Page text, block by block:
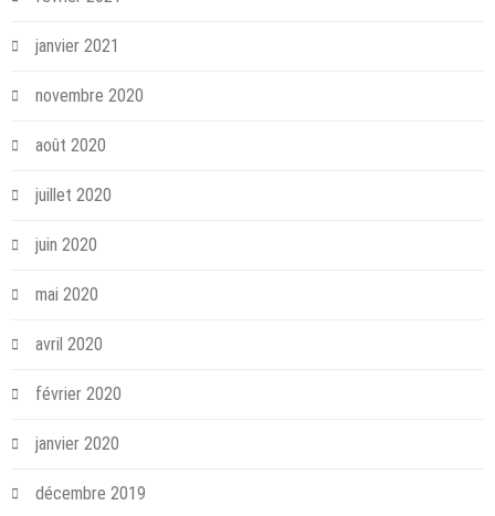
janvier 2021
novembre 2020
août 2020
juillet 2020
juin 2020
mai 2020
avril 2020
février 2020
janvier 2020
décembre 2019